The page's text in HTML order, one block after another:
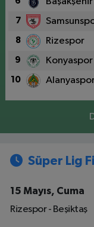
7
8 Rizespor
9 Konyaspor
10
Süper Lig
15 Mayıs, Cuma
Rizespor - Beşiktaş